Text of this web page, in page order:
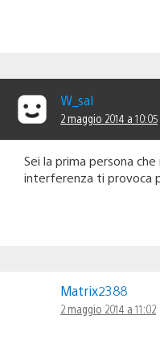
W_sal
2 maggio 2014 a 10:05
Sei la prima persona
interferenza ti provoca
Matrix2388
2 maggio 2014 a 11:02